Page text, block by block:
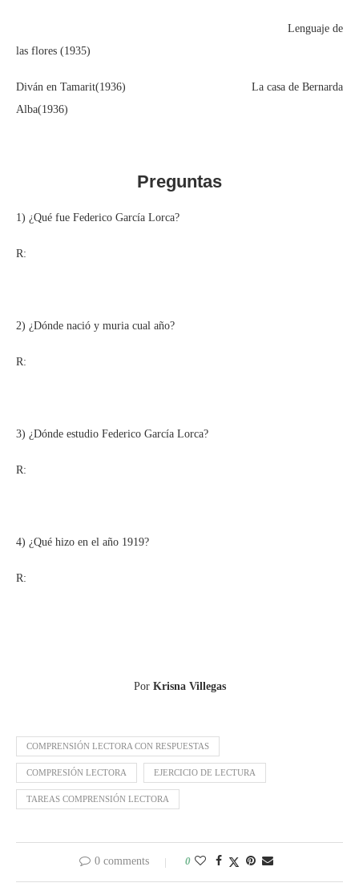
Lenguaje de
las flores (1935)
Diván en Tamarit(1936) La casa de Bernarda
Alba(1936)
Preguntas
1) ¿Qué fue Federico García Lorca?
R:
2) ¿Dónde nació y muria cual año?
R:
3) ¿Dónde estudio Federico García Lorca?
R:
4) ¿Qué hizo en el año 1919?
R:
Por Krisna Villegas
COMPRENSIÓN LECTORA CON RESPUESTAS
COMPRESIÓN LECTORA EJERCICIO DE LECTURA
TAREAS COMPRENSIÓN LECTORA
0 comments 0